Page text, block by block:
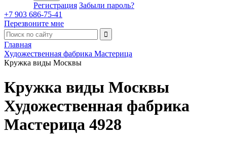
Регистрация Забыли пароль?
+7 903 686-75-41
Перезвоните мне
Главная
Художественная фабрика Мастерица
Кружка виды Москвы
Кружка виды Москвы
Художественная фабрика
Мастерица 4928